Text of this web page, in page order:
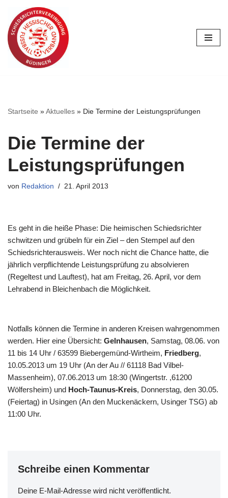
Zum
Inhalt
springen
Startseite »Aktuelles » Die Termine der Leistungsprüfungen
Die Termine der
Leistungsprüfungen
von Redaktion 21. April 2013
Es geht in die heiße Phase: Die heimischen Schiedsrichter
schwitzen und grübeln für ein Ziel – den Stempel auf den
Schiedsrichterausweis. Wer noch nicht die Chance hatte, die
jährlich verpflichtende Leistungsprüfung zu absolvieren
(Regeltest und Lauftest), hat am Freitag, 26. April, vor dem
Lehrabend in Bleichenbach die Möglichkeit.
Notfalls können die Termine in anderen Kreisen wahrgenommen
werden. Hier eine Übersicht: Gelnhausen, Samstag, 08.06. von
11 bis 14 Uhr / 63599 Biebergemünd-Wirtheim, Friedberg,
10.05.2013 um 19 Uhr (An der Au // 61118 Bad Vilbel-
Massenheim), 07.06.2013 um 18:30 (Wingertstr. ,61200
Wölfersheim) und Hoch-Taunus-Kreis, Donnerstag, den 30.05.
(Feiertag) in Usingen (An den Muckenäckern, Usinger TSG) ab
11:00 Uhr.
Schreibe einen Kommentar
Deine E-Mail-Adresse wird nicht veröffentlicht.